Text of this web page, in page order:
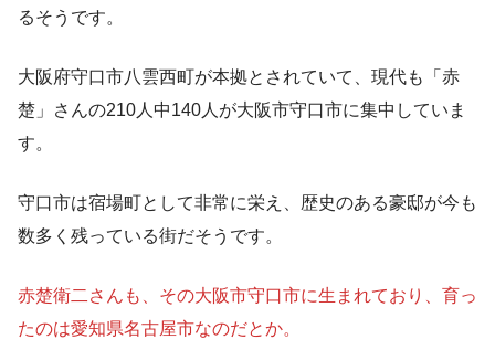
るそうです。
大阪府守口市八雲西町が本拠とされていて、現代も「赤
楚」さんの210人中140人が大阪市守口市に集中していま
す。
守口市は宿場町として非常に栄え、歴史のある豪邸が今も
数多く残っている街だそうです。
赤楚衛二さんも、その大阪市守口市に生まれており、育っ
たのは愛知県名古屋市なのだとか。